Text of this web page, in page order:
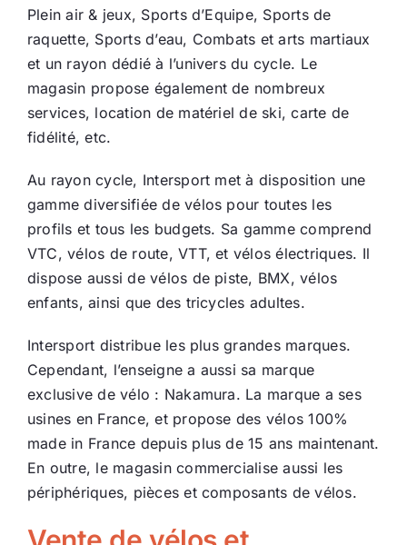
Plein air & jeux, Sports d’Equipe, Sports de
raquette, Sports d’eau, Combats et arts martiaux
et un rayon dédié à l’univers du cycle. Le
magasin propose également de nombreux
services, location de matériel de ski, carte de
fidélité, etc.
Au rayon cycle, Intersport met à disposition une
gamme diversifiée de vélos pour toutes les
profils et tous les budgets. Sa gamme comprend
VTC, vélos de route, VTT, et vélos électriques. Il
dispose aussi de vélos de piste, BMX, vélos
enfants, ainsi que des tricycles adultes.
Intersport distribue les plus grandes marques.
Cependant, l’enseigne a aussi sa marque
exclusive de vélo : Nakamura. La marque a ses
usines en France, et propose des vélos 100%
made in France depuis plus de 15 ans maintenant.
En outre, le magasin commercialise aussi les
périphériques, pièces et composants de vélos.